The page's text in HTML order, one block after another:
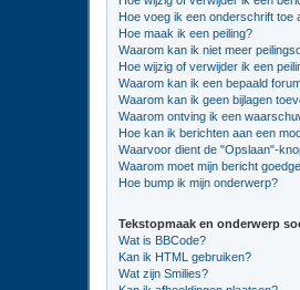
Hoe voeg ik een onderschrift toe
Hoe maak ik een peiling?
Waarom kan ik niet meer
Hoe wijzig of verwijder ik een
Waarom kan ik een bepaald
Waarom kan ik geen bijlagen
Waarom ontving ik een
Hoe kan ik berichten aan een
Waarvoor dient de "Opslaan"-
Waarom moet mijn bericht
Hoe bump ik mijn onderwerp?
Tekstopmaak en onderwerp
Wat is BBCode?
Kan ik HTML gebruiken?
Wat zijn Smilies?